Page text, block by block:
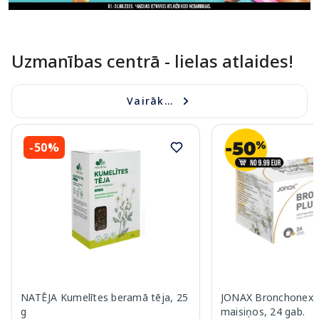
Uzmanības centrā - lielas atlaides!
Vairāk...
-50%
NATĒJA Kumelītes beramā tēja, 25
g
JONAX Bronchonex
maisiņos, 24 gab.